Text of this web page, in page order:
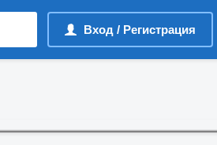
Вход / Регистрация